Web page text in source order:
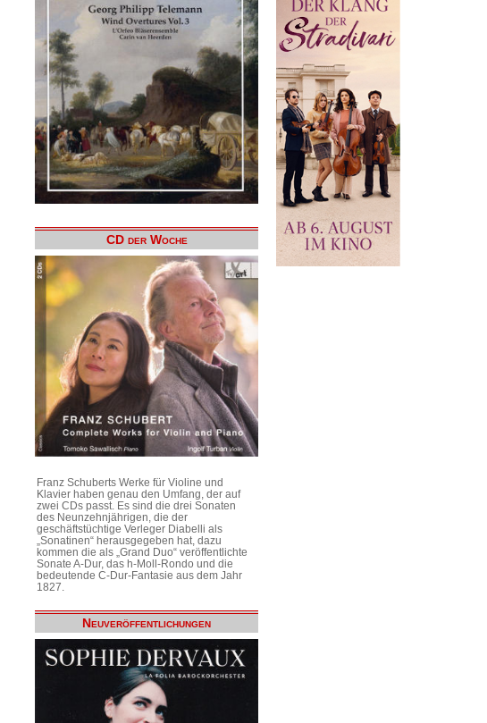
CD der Woche
Franz Schuberts Werke für Violine und
Klavier haben genau den Umfang, der auf
zwei CDs passt. Es sind die drei Sonaten
des Neunzehnjährigen, die der
geschäftstüchtige Verleger Diabelli als
„Sonatinen“ herausgegeben hat, dazu
kommen die als „Grand Duo“ veröffentlichte
Sonate A-Dur, das h-Moll-Rondo und die
bedeutende C-Dur-Fantasie aus dem Jahr
1827.
Neuveröffentlichungen